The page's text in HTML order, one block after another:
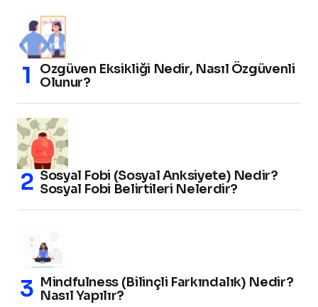
Özgüven Eksikliği Nedir, Nasıl Özgüvenli
Olunur?
Sosyal Fobi (Sosyal Anksiyete) Nedir?
Sosyal Fobi Belirtileri Nelerdir?
Mindfulness (Bilinçli Farkındalık) Nedir?
Nasıl Yapılır?